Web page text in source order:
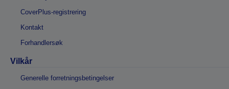
CoverPlus-registrering
Kontakt
Forhandlersøk
Vilkår
Generelle forretningsbetingelser